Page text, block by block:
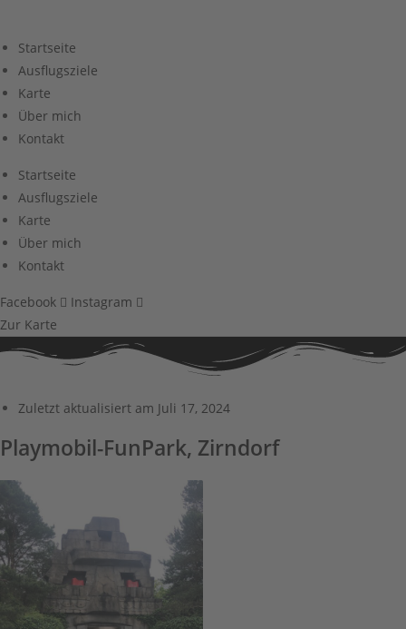
springen
Startseite
Ausflugsziele
Karte
Über mich
Kontakt
Startseite
Ausflugsziele
Karte
Über mich
Kontakt
Facebook
Instagram
Zur Karte
Zuletzt aktualisiert am Juli 17, 2024
Playmobil-FunPark, Zirndorf